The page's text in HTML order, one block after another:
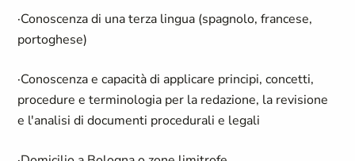
·Conoscenza di una terza lingua (spagnolo, francese,
portoghese)
·Conoscenza e capacità di applicare principi, concetti,
procedure e terminologia per la redazione, la revisione
e l'analisi di documenti procedurali e legali